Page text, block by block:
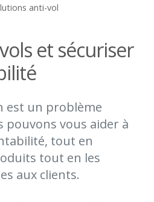
anti-vol
et sécuriser
est un problème
pouvons vous aider à
tout en
tout en les
aux clients.